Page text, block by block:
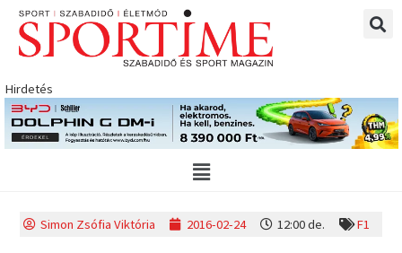
Skip
content
Hirdetés
Main
Menu
Simon Zsófia Viktória 2016-02-24 12:00 de. F1